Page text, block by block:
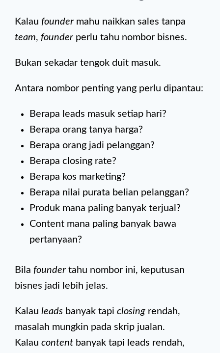
Kalau founder mahu naikkan sales tanpa
team, founder perlu tahu nombor bisnes.
Bukan sekadar tengok duit masuk.
Antara nombor penting yang perlu dipantau:
Berapa leads masuk setiap hari?
Berapa orang tanya harga?
Berapa orang jadi pelanggan?
Berapa closing rate?
Berapa kos marketing?
Berapa nilai purata belian pelanggan?
Produk mana paling banyak terjual?
Content mana paling banyak bawa
pertanyaan?
Bila founder tahu nombor ini, keputusan
bisnes jadi lebih jelas.
Kalau leads banyak tapi closing rendah,
masalah mungkin pada skrip jualan.
Kalau content banyak tapi leads rendah,